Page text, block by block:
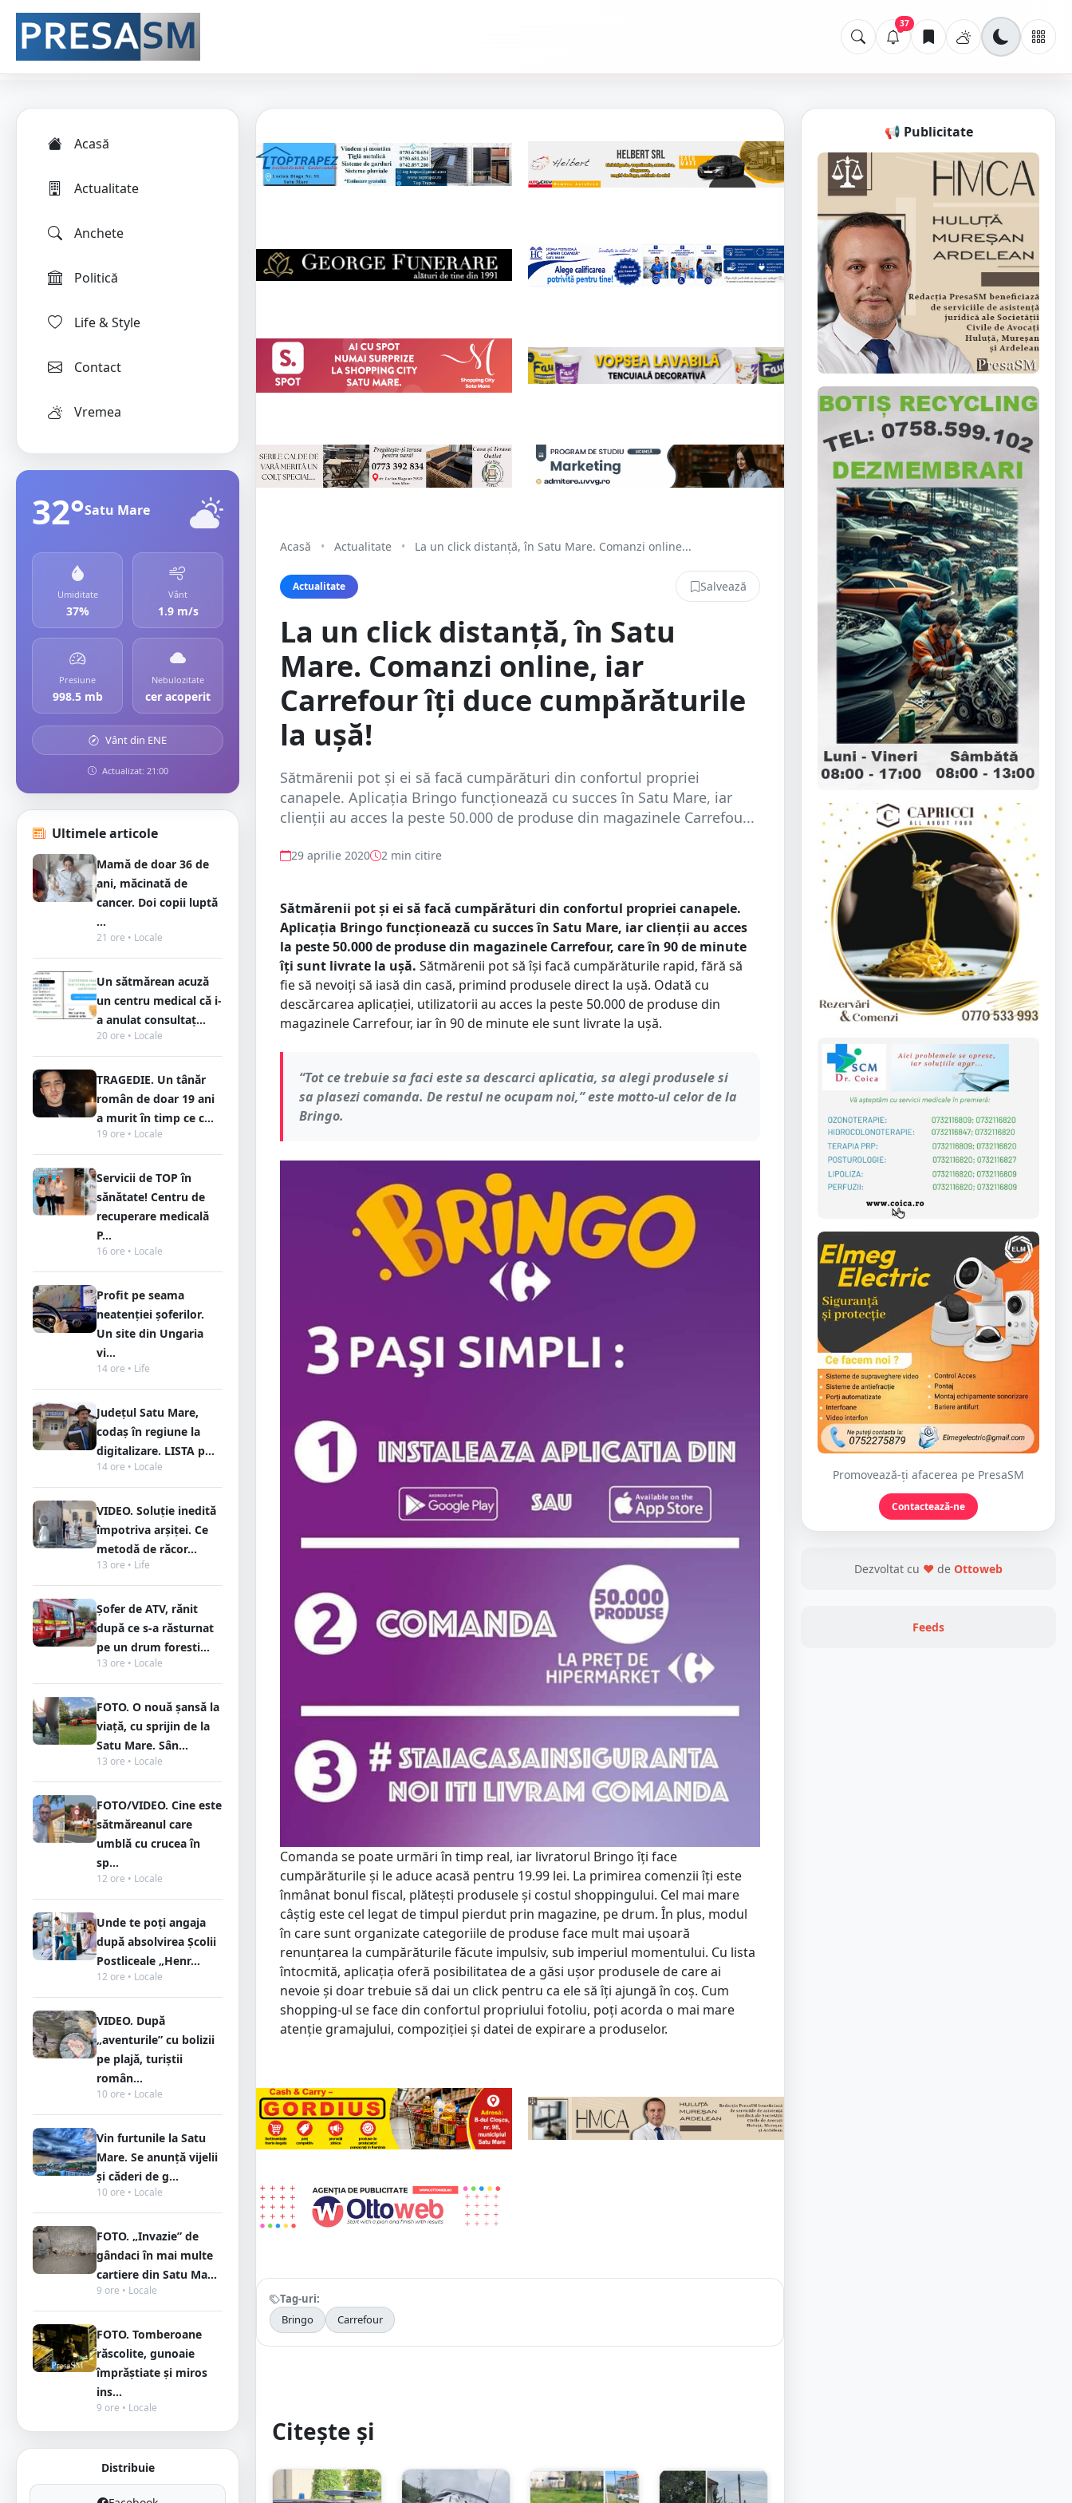
37
Acasă
Actualitate
Anchete
Politică
Life & Style
Contact
Vremea
32°Satu Mare
Umiditate
37%
Vânt
1.9 m/s
Presiune
998.5 mb
Nebulozitate
cer acoperit
Vânt din ENE
Actualizat: 21:00
Ultimele articole
Mamă de doar 36 de
ani, măcinată de
cancer. Doi copii luptă
...
21 ore • Locale
Un sătmărean acuză
un centru medical că i-
a anulat consultaț...
20 ore • Locale
TRAGEDIE. Un tânăr
român de doar 19 ani
a murit în timp ce c...
19 ore • Locale
Servicii de TOP în
sănătate! Centru de
recuperare medicală
P...
16 ore • Locale
Profit pe seama
neatenției șoferilor.
Un site din Ungaria
vi...
14 ore • Life
Județul Satu Mare,
codaș în regiune la
digitalizare. LISTA p...
14 ore • Locale
VIDEO. Soluție inedită
împotriva arșiței. Ce
metodă de răcor...
13 ore • Life
Șofer de ATV, rănit
după ce s-a răsturnat
pe un drum foresti...
13 ore • Locale
FOTO. O nouă șansă la
viață, cu sprijin de la
Satu Mare. Sân...
13 ore • Locale
FOTO/VIDEO. Cine este
sătmăreanul care
umblă cu crucea în
sp...
12 ore • Locale
Unde te poți angaja
după absolvirea Școlii
Postliceale „Henr...
12 ore • Locale
VIDEO. După
„aventurile” cu bolizii
pe plajă, turiștii
român...
10 ore • Locale
Vin furtunile la Satu
Mare. Se anunță vijelii
și căderi de g...
10 ore • Locale
FOTO. „Invazie” de
gândaci în mai multe
cartiere din Satu Ma...
9 ore • Locale
FOTO. Tomberoane
răscolite, gunoaie
împrăștiate și miros
ins...
9 ore • Locale
Distribuie
Acasă • Actualitate • La un click distanță, în Satu Mare. Comanzi online...
Actualitate Salvează
La un click distanță, în Satu
Mare. Comanzi online, iar
Carrefour îți duce cumpărăturile
la ușă!
Sătmărenii pot și ei să facă cumpărături din confortul propriei
canapele. Aplicația Bringo funcționează cu succes în Satu Mare, iar
clienții au acces la peste 50.000 de produse din magazinele Carrefou...
29 aprilie 2020 2 min citire
Sătmărenii pot și ei să facă cumpărături din confortul propriei canapele.
Aplicația Bringo funcționează cu succes în Satu Mare, iar clienții au acces
la peste 50.000 de produse din magazinele Carrefour, care în 90 de minute
îți sunt livrate la ușă. Sătmărenii pot să își facă cumpărăturile rapid, fără să
fie să nevoiți să iasă din casă, primind produsele direct la ușă. Odată cu
descărcarea aplicației, utilizatorii au acces la peste 50.000 de produse din
magazinele Carrefour, iar în 90 de minute ele sunt livrate la ușă.
“Tot ce trebuie sa faci este sa descarci aplicatia, sa alegi produsele si
sa plasezi comanda. De restul ne ocupam noi,” este motto-ul celor de la
Bringo.
Comanda se poate urmări în timp real, iar livratorul Bringo îți face
cumpărăturile și le aduce acasă pentru 19.99 lei. La primirea comenzii îți este
înmânat bonul fiscal, plătești produsele și costul shoppingului. Cel mai mare
câștig este cel legat de timpul pierdut prin magazine, pe drum. În plus, modul
în care sunt organizate categoriile de produse face mult mai ușoară
renunțarea la cumpărăturile făcute impulsiv, sub imperiul momentului. Cu lista
întocmită, aplicația oferă posibilitatea de a găsi ușor produsele de care ai
nevoie și doar trebuie să dai un click pentru ca ele să îți ajungă în coș. Cum
shopping-ul se face din confortul propriului fotoliu, poți acorda o mai mare
atenție gramajului, compoziției și datei de expirare a produselor.
Tag-uri:
Bringo
Carrefour
Citește și
📢 Publicitate
Promovează-ți afacerea pe PresaSM
Contactează-ne
Dezvoltat cu ❤ de Ottoweb
Feeds